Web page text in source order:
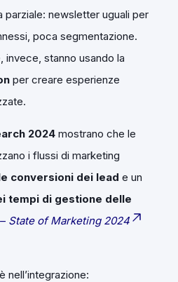
parziale: newsletter uguali per
poca segmentazione.
invece, stanno usando la
per creare esperienze
2024 mostrano che le
i flussi di marketing
conversioni dei lead e un
tempi di gestione delle
State of Marketing 2024
nell’integrazione: